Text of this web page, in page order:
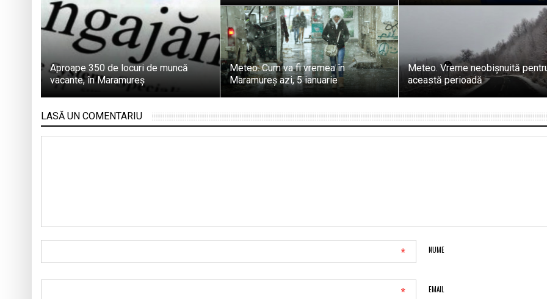
Aproape 350 de locuri de muncă
vacante, în Maramureș
Meteo. Cum va fi vremea în
Maramureș azi, 5 ianuarie
Meteo. Vreme neobișnuită
această perioadă
LASĂ UN COMENTARIU
NUME
*
EMAIL
*